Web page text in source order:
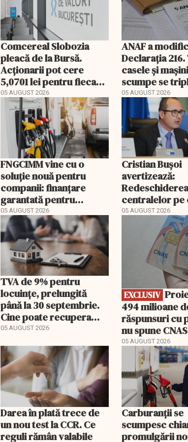
Comcereal Slobozia
pleacă de la Bursă.
Acționarii pot cere
5,0701 lei pentru fiecare
acțiune
05 AUGUST 2026
ANAF a
Declarația
casele și
scumpe se
2026
05 AUGUST 2026
FNGCIMM vine cu o
soluție nouă pentru
companii: finanțare
garantată pentru
carburant și transport
05 AUGUST 2026
Cristian Bușoi
avertizează:
centralelor pe
poate costa
peste un
05 AUGUST 2026
TVA de 9% pentru
locuințe, prelungită
până la 30 septembrie.
Cine poate recupera
diferența de taxă
05 AUGUST 2026
EXCLUSIV
EXCLUSIV Proiect de
494 milioane
răspunsuri cu
nu spune
noul PIAS
05 AUGUST 2026
Darea în plată trece de
un nou test la CCR. Ce
reguli rămân valabile
Carburanții se
scumpesc
promulgării